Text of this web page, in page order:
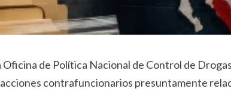
Oficina de Política Nacional de Control de
contrafuncionarios presuntamente